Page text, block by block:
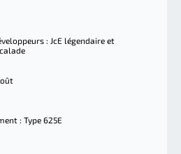
: JcE légendaire et
: Type 625E